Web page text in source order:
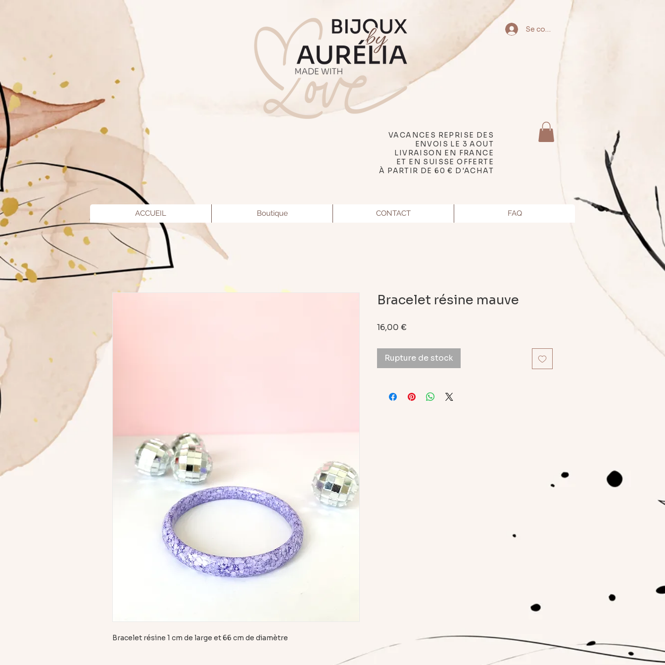
VACANCES REPRISE DES
ENVOIS LE 3 AOUT
LIVRAISON EN FRANCE
ET EN SUISSE OFFERTE
À PARTIR DE 60 € D'ACHAT
Se connecter
ACCUEIL Boutique CONTACT FAQ
Bracelet résine 1 cm de large et 66 cm de diamètre
Bracelet résine mauve
16,00 €
Rupture de stock